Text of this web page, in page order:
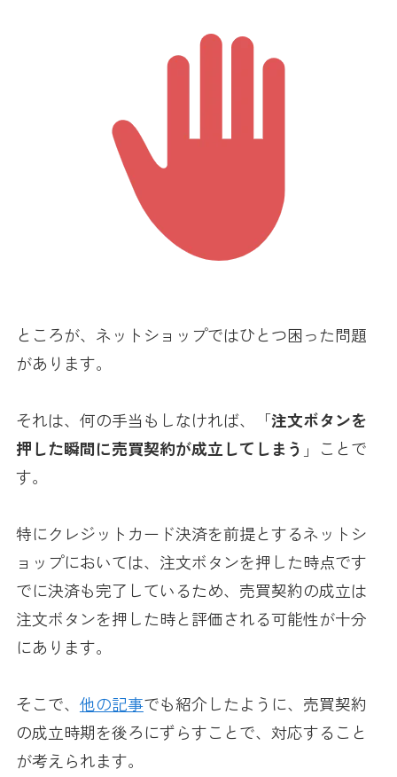
ところが、ネットショップではひとつ困った問題
があります。
それは、何の手当もしなければ、「注文ボタンを
押した瞬間に売買契約が成立してしまう 」ことで
す。
特にクレジットカード決済を前提とするネットシ
ョップにおいては、注文ボタンを押した時点です
でに決済も完了しているため、売買契約の成立は
注文ボタンを押した時と評価される可能性が十分
にあります。
そこで、 他の記事でも紹介したように、売買契約
の成立時期を後ろにずらすことで、対応すること
が考えられます。